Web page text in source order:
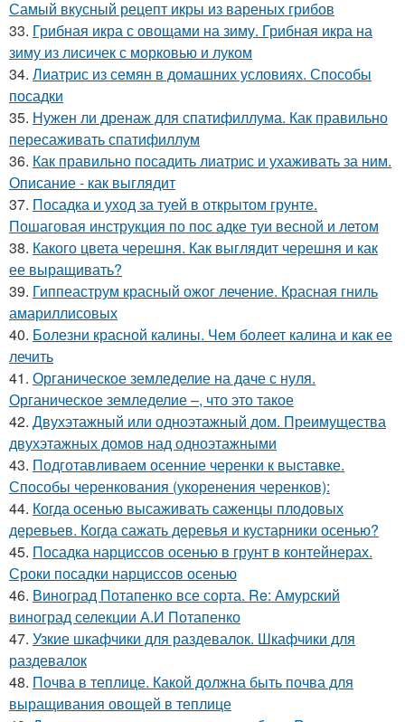
Самый вкусный рецепт икры из вареных грибов
33. Грибная икра с овощами на зиму. Грибная икра на
зиму из лисичек с морковью и луком
34. Лиатрис из семян в домашних условиях. Способы
посадки
35. Нужен ли дренаж для спатифиллума. Как правильно
пересаживать спатифиллум
36. Как правильно посадить лиатрис и ухаживать за ним.
Описание - как выглядит
37. Посадка и уход за туей в открытом грунте.
Пошаговая инструкция по пос адке туи весной и летом
38. Какого цвета черешня. Как выглядит черешня и как
ее выращивать?
39. Гиппеаструм красный ожог лечение. Красная гниль
амариллисовых
40. Болезни красной калины. Чем болеет калина и как ее
лечить
41. Органическое земледелие на даче с нуля.
Органическое земледелие –, что это такое
42. Двухэтажный или одноэтажный дом. Преимущества
двухэтажных домов над одноэтажными
43. Подготавливаем осенние черенки к выставке.
Способы черенкования (укоренения черенков):
44. Когда осенью высаживать саженцы плодовых
деревьев. Когда сажать деревья и кустарники осенью?
45. Посадка нарциссов осенью в грунт в контейнерах.
Сроки посадки нарциссов осенью
46. Виноград Потапенко все сорта. Re: Амурский
виноград селекции А.И Потапенко
47. Узкие шкафчики для раздевалок. Шкафчики для
раздевалок
48. Почва в теплице. Какой должна быть почва для
выращивания овощей в теплице